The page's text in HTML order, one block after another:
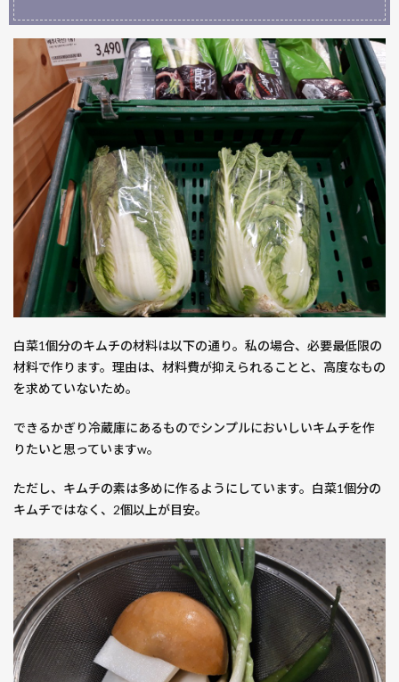
5
万能
キム
素で
作る
料理
5.1
大
根、
きゅ
う
キム
も応
用可
チゲ
類に
5.3
チヂ
りに
5.4
和え
もの
ソー
スに
白菜1個分のキムチの材料は以下の通り。私の場合、必要最低限の
材料で作ります。理由は、材料費が抑えられることと、高度なもの
を求めていないため。
できるかぎり冷蔵庫にあるものでシンプルにおいしいキムチを作
りたいと思っていますw。
ただし、キムチの素は多めに作るようにしています。白菜1個分の
キムチではなく、2個以上が目安。